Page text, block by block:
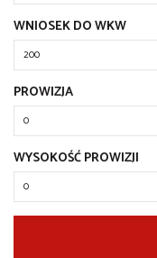
WNIOSEK DO WKW
PROWIZJA
WYSOKOŚĆ PROWIZJI